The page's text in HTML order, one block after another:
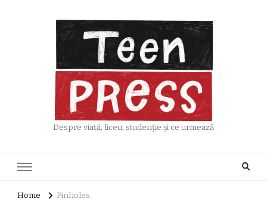
Despre viață, liceu, studenție și ce urmează
Home Pinholes